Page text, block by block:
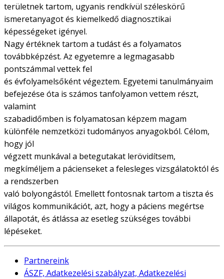
területnek tartom, ugyanis rendkívül széleskörű
ismeretanyagot és kiemelkedő diagnosztikai
képességeket igényel.
Nagy értéknek tartom a tudást és a folyamatos
továbbképzést. Az egyetemre a legmagasabb
pontszámmal vettek fel
és évfolyamelsőként végeztem. Egyetemi tanulmányaim
befejezése óta is számos tanfolyamon vettem részt,
valamint
szabadidőmben is folyamatosan képzem magam
különféle nemzetközi tudományos anyagokból. Célom,
hogy jól
végzett munkával a betegutakat lerövidítsem,
megkíméljem a pácienseket a felesleges vizsgálatoktól és
a rendszerben
való bolyongástól. Emellett fontosnak tartom a tiszta és
világos kommunikációt, azt, hogy a páciens megértse
állapotát, és átlássa az esetleg szükséges további
lépéseket.
Partnereink
ÁSZF, Adatkezelési szabályzat, Adatkezelési